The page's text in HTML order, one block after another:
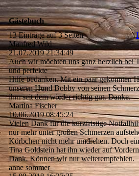
Gästebuch
13 Einträge auf 3 Seiten
Manfred Wild
21.07.2019 21:34:49
Auch wir möchten uns ganz herzlich bei
und perfekte
Hilfe bedanken. Mit ein paar gekonnten
unseren Hund Bobby von seinen
ihm seit dem wieder richtig gut. Danke.
Martina Fischer
10.06.2019 08:45:24
Vielen Dank für die kurzfristige
nur mehr unter großen Schmerzen
Körbchen nicht mehr umdrehen. Doch
Tina Goldstein hat ihn wieder auf
Dank. Können wir nur weiterempfehlen.
anne sommer